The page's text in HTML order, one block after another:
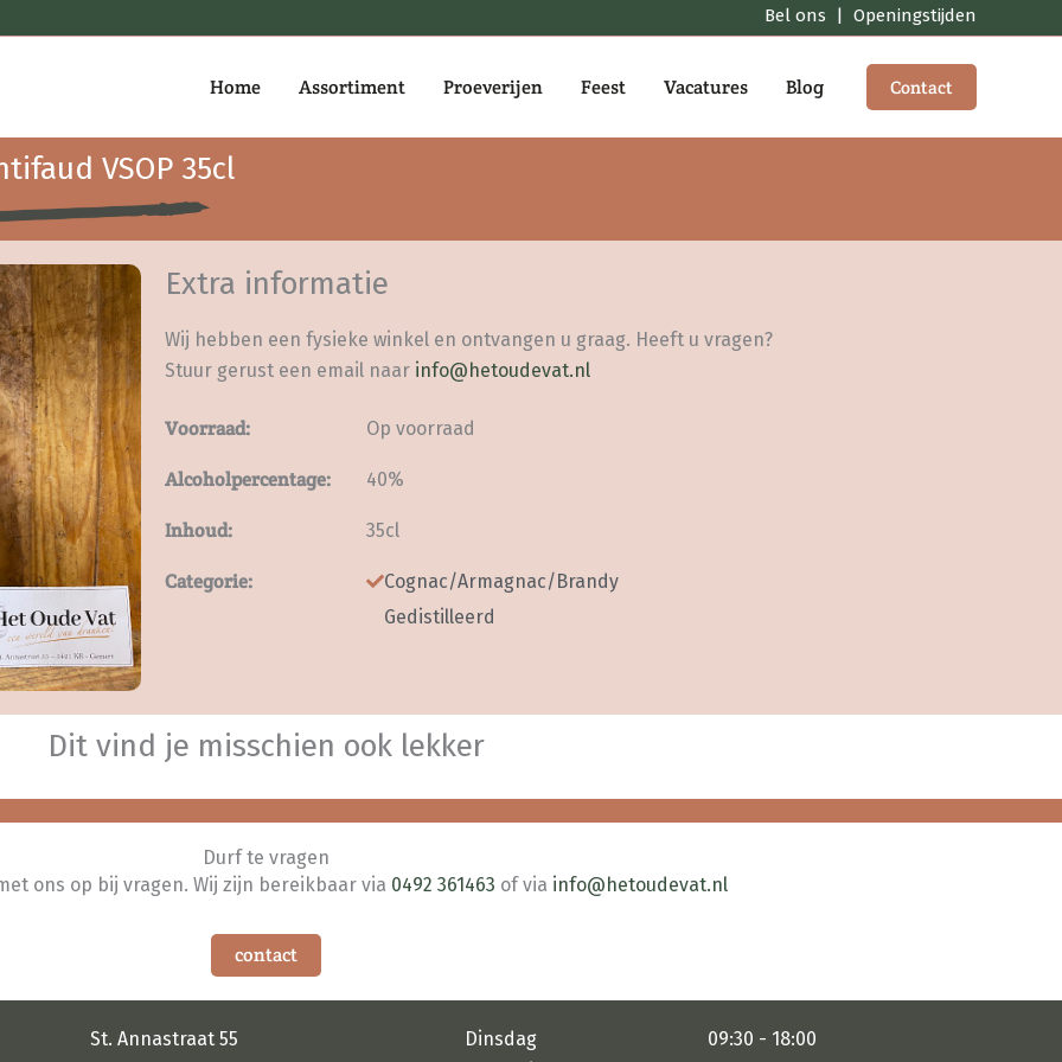
Bel ons | Openingstijden
Home Assortiment Proeverijen Feest Vacatures Blog Contact
VSOP 35cl
Extra informatie
Wij hebben een fysieke winkel en ontvangen u graag. Heeft u vragen?
Stuur gerust een email naar info@hetoudevat.nl
Voorraad: Op voorraad
Alcoholpercentage: 40%
Inhoud: 35cl
Categorie:
Cognac/Armagnac/Brandy
Gedistilleerd
Dit vind je misschien ook lekker
Durf te vragen
ons op bij vragen. Wij zijn bereikbaar via 0492 361463 of via info@hetoudevat.nl
contact
St. Annastraat 55
Dinsdag
09:30 - 18:00